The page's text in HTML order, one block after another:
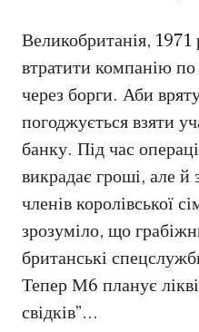
Великобританія, 1971
втратити компанію
через борги. Аби
погоджується взяти
банку. Під час
викрадає гроші, але
членів королівської
зрозуміло, що
британські
Тепер М6 планує
свідків”…